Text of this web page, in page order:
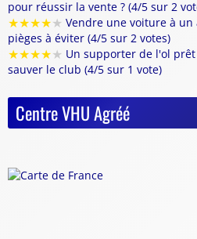
pour réussir la vente ? (4/5 sur 2
★★★★★ Vendre une voiture à
pièges à éviter (4/5 sur 2 votes)
★★★★★ Un supporter de l'ol
sauver le club (4/5 sur 1 vote)
Centre VHU Agréé